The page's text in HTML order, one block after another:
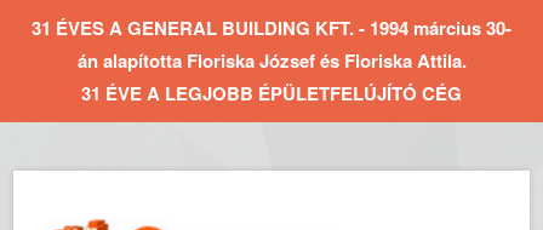
31 ÉVES A GENERAL BUILDING KFT. - 1994 március 30-
án alapította Floriska József és Floriska Attila.
31 ÉVE A LEGJOBB ÉPÜLETFELÚJÍTÓ CÉG